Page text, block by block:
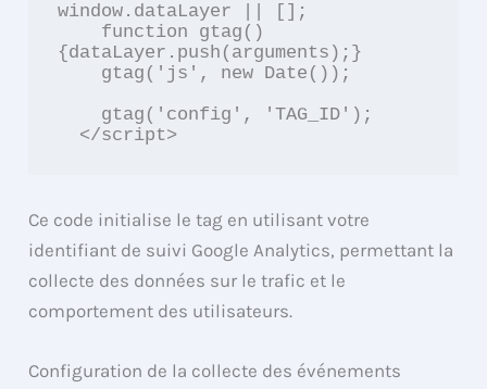
window.dataLayer || [];
{dataLayer.push(arguments);}
  </script>
Ce code initialise le tag en utilisant votre
identifiant de suivi Google Analytics, permettant la
collecte des données sur le trafic et le
comportement des utilisateurs.
Configuration de la collecte des événements